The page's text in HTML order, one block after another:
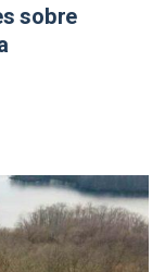
sobre